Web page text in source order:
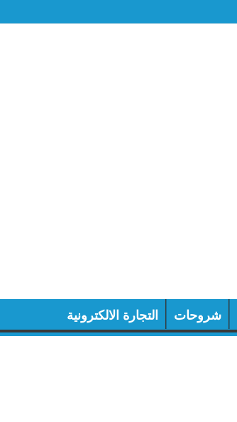
شروحات التجارة الالكترونية